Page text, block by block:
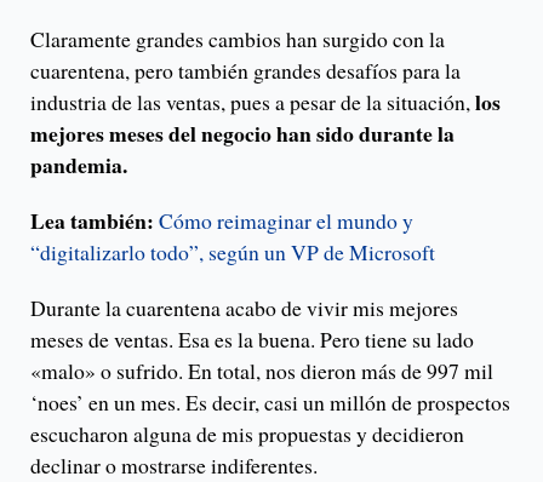
Claramente grandes cambios han surgido con la
cuarentena, pero también grandes desafíos para la
industria de las ventas, pues a pesar de la situación,los
mejores meses del negocio han sido durante la
pandemia.
Lea también: Cómo reimaginar el mundo y
“digitalizarlo todo”, según un VP de Microsoft
Durante la cuarentena acabo de vivir mis mejores
meses de ventas. Esa es la buena. Pero tiene su lado
«malo» o sufrido. En total, nos dieron más de 997 mil
‘noes’ en un mes. Es decir, casi un millón de prospectos
escucharon alguna de mis propuestas y decidieron
declinar o mostrarse indiferentes.